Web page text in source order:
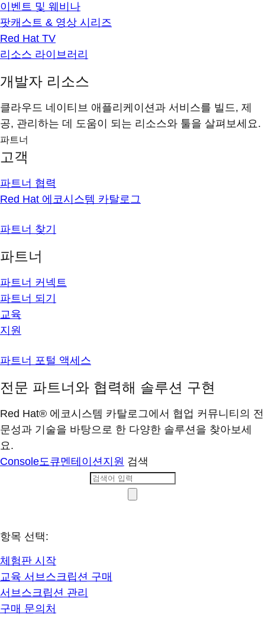
이벤트 및 웨비나
팟캐스트 & 영상 시리즈
Red Hat TV
리소스 라이브러리
개발자 리소스
클라우드 네이티브 애플리케이션과 서비스를 빌드, 제
공, 관리하는 데 도움이 되는 리소스와 툴을 살펴보세요.
파트너
고객
파트너 협력
Red Hat 에코시스템 카탈로그
파트너 찾기
파트너
파트너 커넥트
파트너 되기
교육
지원
파트너 포털 액세스
전문 파트너와 협력해 솔루션 구현
Red Hat® 에코시스템 카탈로그에서 협업 커뮤니티의 전
문성과 기술을 바탕으로 한 다양한 솔루션을 찾아보세
요.
Console도큐멘테이션지원 검색
항목 선택:
체험판 시작
교육 서브스크립션 구매
서브스크립션 관리
구매 문의처